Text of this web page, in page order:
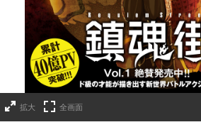
拡大 全画面